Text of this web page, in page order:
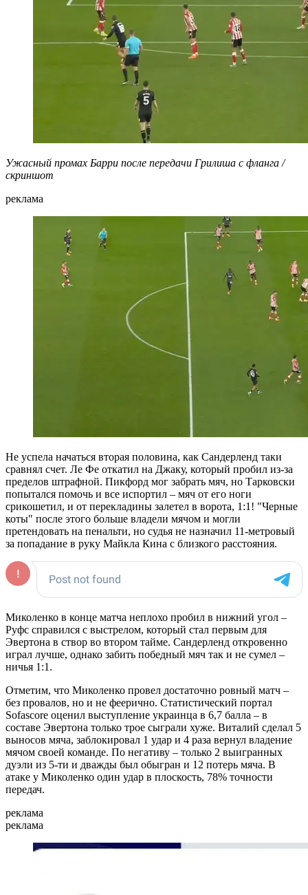
Ужасный промах Барри после передачи Грилиша с фланга /
скриншот
реклама
Не успела начаться вторая половина, как Сандерленд таки
сравнял счет. Ле Фе откатил на Джаку, который пробил из-за
пределов штрафной. Пикфорд мог забрать мяч, но Тарковски
попытался помочь и все испортил – мяч от его ноги
срикошетил, и от перекладины залетел в ворота, 1:1! "Черные
коты" после этого больше владели мячом и могли
претендовать на пенальти, но судья не назначил 11-метровый
за попадание в руку Майкла Кина с близкого расстояния.
Миколенко в конце матча неплохо пробил в нижний угол –
Руфс справился с выстрелом, который стал первым для
Эвертона в створ во втором тайме. Сандерленд откровенно
играл лучше, однако забить победный мяч так и не сумел –
ничья 1:1.
Отметим, что Миколенко провел достаточно ровный матч –
без провалов, но и не феерично. Статистический портал
Sofascore оценил выступление украинца в 6,7 балла – в
составе Эвертона только трое сыграли хуже. Виталий сделал 5
выносов мяча, заблокировал 1 удар и 4 раза вернул владение
мячом своей команде. По негативу – только 2 выигранных
дуэли из 5-ти и дважды был обыгран и 12 потерь мяча. В
атаке у Миколенко один удар в плоскость, 78% точности
передач.
реклама
реклама